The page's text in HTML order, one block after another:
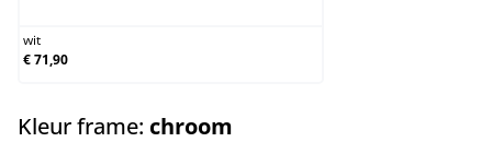
wit
€ 71,90
Kleur frame: chroom